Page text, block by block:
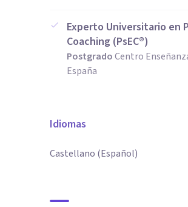
Experto Universitario en
Coaching (PsEC®)
PostgradoCentro
España
Idiomas
Castellano (Español)